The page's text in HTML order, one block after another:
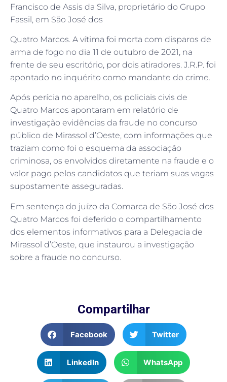
Francisco de Assis da Silva, proprietário do Grupo
Fassil, em São José dos
Quatro Marcos. A vítima foi morta com disparos de
arma de fogo no dia 11 de outubro de 2021, na
frente de seu escritório, por dois atiradores. J.R.P. foi
apontado no inquérito como mandante do crime.
Após perícia no aparelho, os policiais civis de
Quatro Marcos apontaram em relatório de
investigação evidências da fraude no concurso
público de Mirassol d’Oeste, com informações que
traziam como foi o esquema da associação
criminosa, os envolvidos diretamente na fraude e o
valor pago pelos candidatos que teriam suas vagas
supostamente asseguradas.
Em sentença do juízo da Comarca de São José dos
Quatro Marcos foi deferido o compartilhamento
dos elementos informativos para a Delegacia de
Mirassol d’Oeste, que instaurou a investigação
sobre a fraude no concurso.
Compartilhar
Facebook Twitter
LinkedIn WhatsApp